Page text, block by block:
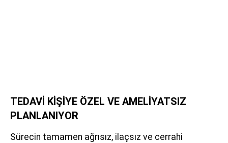
TEDAVİ KİŞİYE ÖZEL VE AMELİYATSIZ
PLANLANIYOR
Sürecin tamamen ağrısız, ilaçsız ve cerrahi